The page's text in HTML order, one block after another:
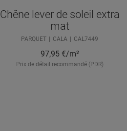
Chêne lever de soleil extra
mat
PARQUET CALA CAL7449
97,95 €/m²
Prix de détail recommandé (PDR)